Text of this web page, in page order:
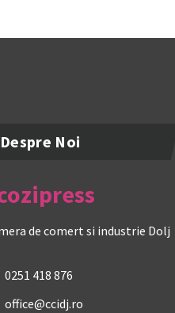
Despre Noi
de comert si industrie Dolj
0251 418 876
office@ccidj.ro